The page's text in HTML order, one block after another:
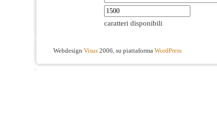
caratteri disponibili
Webdesign Visus 2006, su piattaforma WordPress